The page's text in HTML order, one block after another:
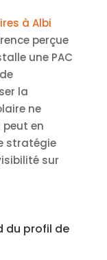
à Albi
perçue
une PAC
la
ne
en
stratégie
sur
du profil de